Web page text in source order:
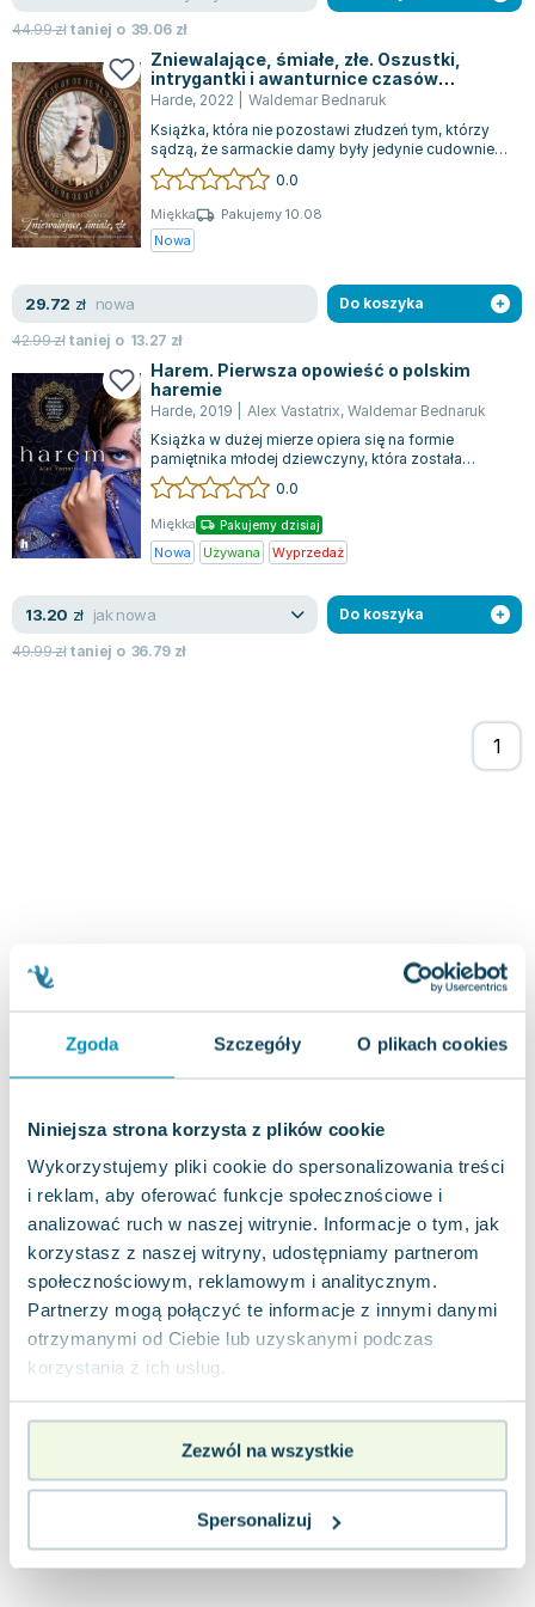
Zgoda Szczegóły O plikach cookies
Niniejsza strona korzysta z plików cookie
Wykorzystujemy pliki cookie do spersonalizowania treści
i reklam, aby oferować funkcje społecznościowe i
analizować ruch w naszej witrynie. Informacje o tym, jak
korzystasz z naszej witryny, udostępniamy partnerom
społecznościowym, reklamowym i analitycznym.
Partnerzy mogą połączyć te informacje z innymi danymi
otrzymanymi od Ciebie lub uzyskanymi podczas
korzystania z ich usług.
Zezwól na wszystkie
Spersonalizuj
Zygmunt Freud
Agata Passent
Michel Moran
Maciej Orłoś
Jo Nesbo
Katarzyna Miller
Antoine de Saint Exupery
Lew Tołstoj
Marcin Meller
Paulina Młynarska
ks. Piotr Pawlukiewicz
Jarosław Sokołowski
Piotr Latocha
Michael Scott
Piotr Semka
Jarosław Iwaszkiewicz
Joseph Murphy
Aleksander Puszkin
Oscar Wilde
Barbara Wrzesińska
Terry Pratchett
Virginia Woolf
Lorraine Warren
Lucinda Riley
Jacek Walkiewicz
44.99złtaniej o 39.06 zł
Zniewalające, śmiałe, złe. Oszustki,
intrygantki i awanturnice czasów
sarmatów
Harde, 2022
Waldemar Bednaruk
Książka, która nie pozostawi złudzeń tym, którzy
sądzą, że sarmackie damy były jedynie cudownie
ułożone i niewinne. Maria Kazimier...
0.0
Miękka
Pakujemy 10.08
Nowa
29.72 zł nowa
42.99złtaniej o 13.27 zł
Do koszyka
Harem. Pierwsza opowieść o polskim
haremie
Harde, 2019 Alex Vastatrix, Waldemar Bednaruk
Książka w dużej mierze opiera się na formie
pamiętnika młodej dziewczyny, która została
sprzedana przez swoją matkę do haremu, od...
0.0
Miękka Pakujemy dzisiaj
Nowa Używana Wyprzedaż
13.20 zł jak nowa
49.99złtaniej o 36.79 zł
Do koszyka